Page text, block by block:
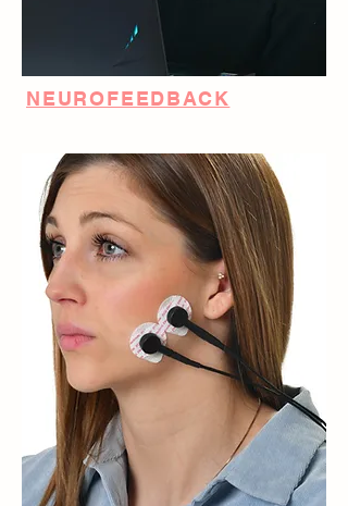
NEUROFEEDBACK